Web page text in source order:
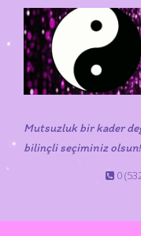
Mutsuzluk bir kader
bilinçli seçiminiz olsun!
0